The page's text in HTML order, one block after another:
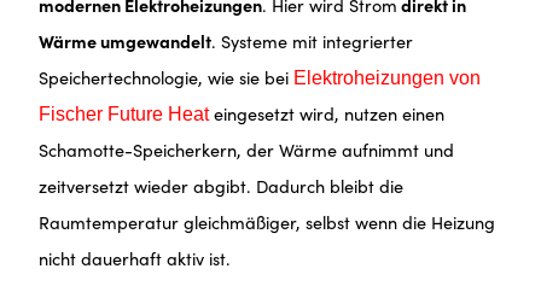
Wärme umgewandelt. Systeme mit integrierter
Speichertechnologie, wie sie bei Elektroheizungen von
Fischer Future Heateingesetzt wird, nutzen einen
Schamotte-Speicherkern, der Wärme aufnimmt und
zeitversetzt wieder abgibt. Dadurch bleibt die
Raumtemperatur gleichmäßiger, selbst wenn die Heizung
nicht dauerhaft aktiv ist.